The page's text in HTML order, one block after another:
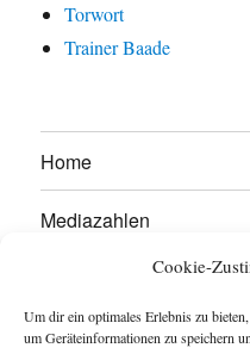
Cookie-
Um dir ein optimales Erlebnis zu
um Geräteinformationen zu speichern
Torwort
Trainer Baade
Home
Mediazahlen
Werben Sie hier!
Kontakt